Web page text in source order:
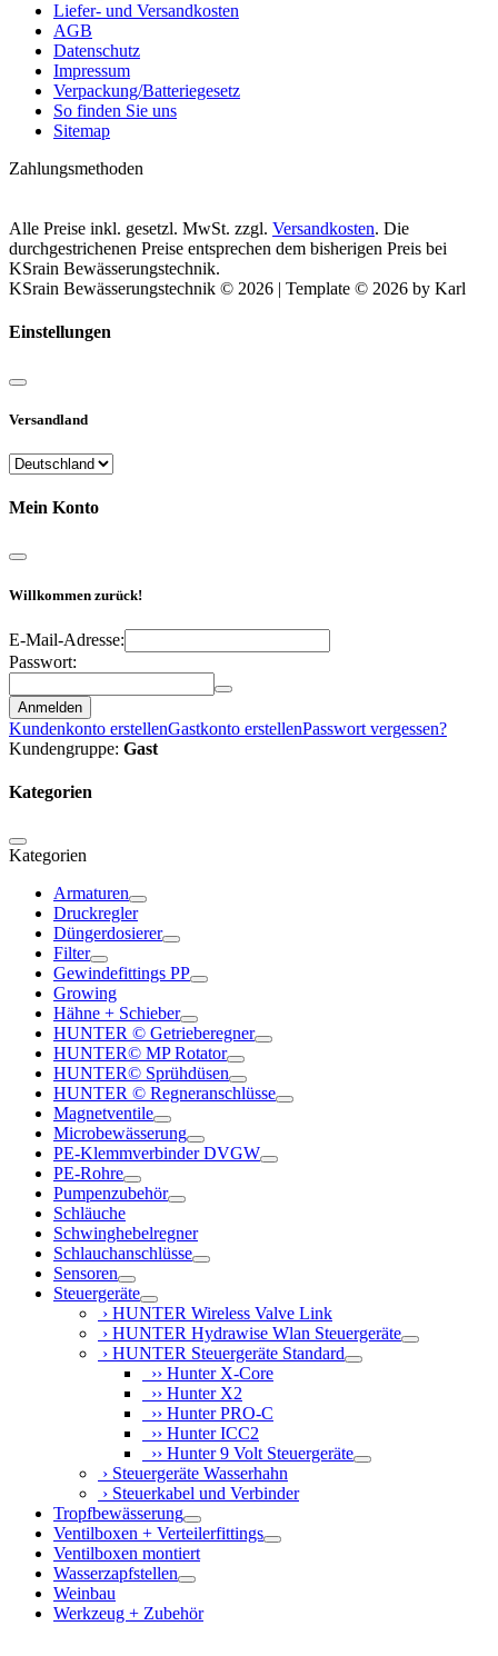
Liefer- und Versandkosten
AGB
Datenschutz
Impressum
Verpackung/Batteriegesetz
So finden Sie uns
Sitemap
Zahlungsmethoden
Alle Preise inkl. gesetzl. MwSt. zzgl. Versandkosten. Die
durchgestrichenen Preise entsprechen dem bisherigen Preis bei
KSrain Bewässerungstechnik.
KSrain Bewässerungstechnik © 2026 | Template © 2026 by Karl
Einstellungen
Versandland
Mein Konto
Willkommen zurück!
E-Mail-Adresse:
Passwort:
Anmelden
Kundenkonto erstellenGastkonto erstellenPasswort vergessen?
Kundengruppe: Gast
Kategorien
Kategorien
Armaturen
Druckregler
Düngerdosierer
Filter
Gewindefittings PP
Growing
Hähne + Schieber
HUNTER © Getrieberegner
HUNTER© MP Rotator
HUNTER© Sprühdüsen
HUNTER © Regneranschlüsse
Magnetventile
Microbewässerung
PE-Klemmverbinder DVGW
PE-Rohre
Pumpenzubehör
Schläuche
Schwinghebelregner
Schlauchanschlüsse
Sensoren
Steuergeräte
› HUNTER Wireless Valve Link
› HUNTER Hydrawise Wlan Steuergeräte
› HUNTER Steuergeräte Standard
›› Hunter X-Core
›› Hunter X2
›› Hunter PRO-C
›› Hunter ICC2
›› Hunter 9 Volt Steuergeräte
› Steuergeräte Wasserhahn
› Steuerkabel und Verbinder
Tropfbewässerung
Ventilboxen + Verteilerfittings
Ventilboxen montiert
Wasserzapfstellen
Weinbau
Werkzeug + Zubehör